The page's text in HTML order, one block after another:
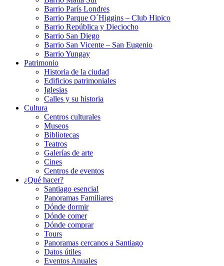
Barrio Parí­s Londres
Barrio Parque O´Higgins – Club Hipico
Barrio República y Dieciocho
Barrio San Diego
Barrio San Vicente – San Eugenio
Barrio Yungay
Patrimonio
Historia de la ciudad
Edificios patrimoniales
Iglesias
Calles y su historia
Cultura
Centros culturales
Museos
Bibliotecas
Teatros
Galerí­as de arte
Cines
Centros de eventos
¿Qué hacer?
Santiago esencial
Panoramas Familiares
Dónde dormir
Dónde comer
Dónde comprar
Tours
Panoramas cercanos a Santiago
Datos útiles
Eventos Anuales